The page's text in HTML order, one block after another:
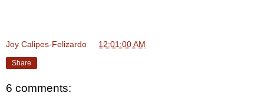
Joy Calipes-Felizardo 12:01:00 AM
Share
6 comments: